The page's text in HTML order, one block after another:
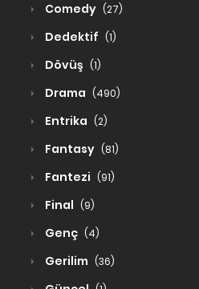
Comedy (27)
Dedektif (1)
Dövüş (1)
Drama (490)
Entrika (2)
Fantasy (81)
Fantezi (91)
Final (9)
Genç (4)
Gerilim (36)